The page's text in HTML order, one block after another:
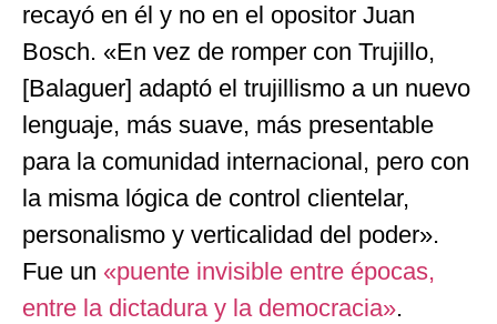
recayó en él y no en el opositor Juan
Bosch. «En vez de romper con Trujillo,
[Balaguer] adaptó el trujillismo a un nuevo
lenguaje, más suave, más presentable
para la comunidad internacional, pero con
la misma lógica de control clientelar,
personalismo y verticalidad del poder».
Fue un «puente invisible entre épocas,
entre la dictadura y la democracia».